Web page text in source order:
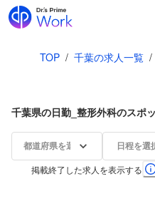
TOP / 千葉の求人一覧 /
千葉県の日勤_整形外科のスポ
都道府県を選択 日程を選
掲載終了した求人を表示する